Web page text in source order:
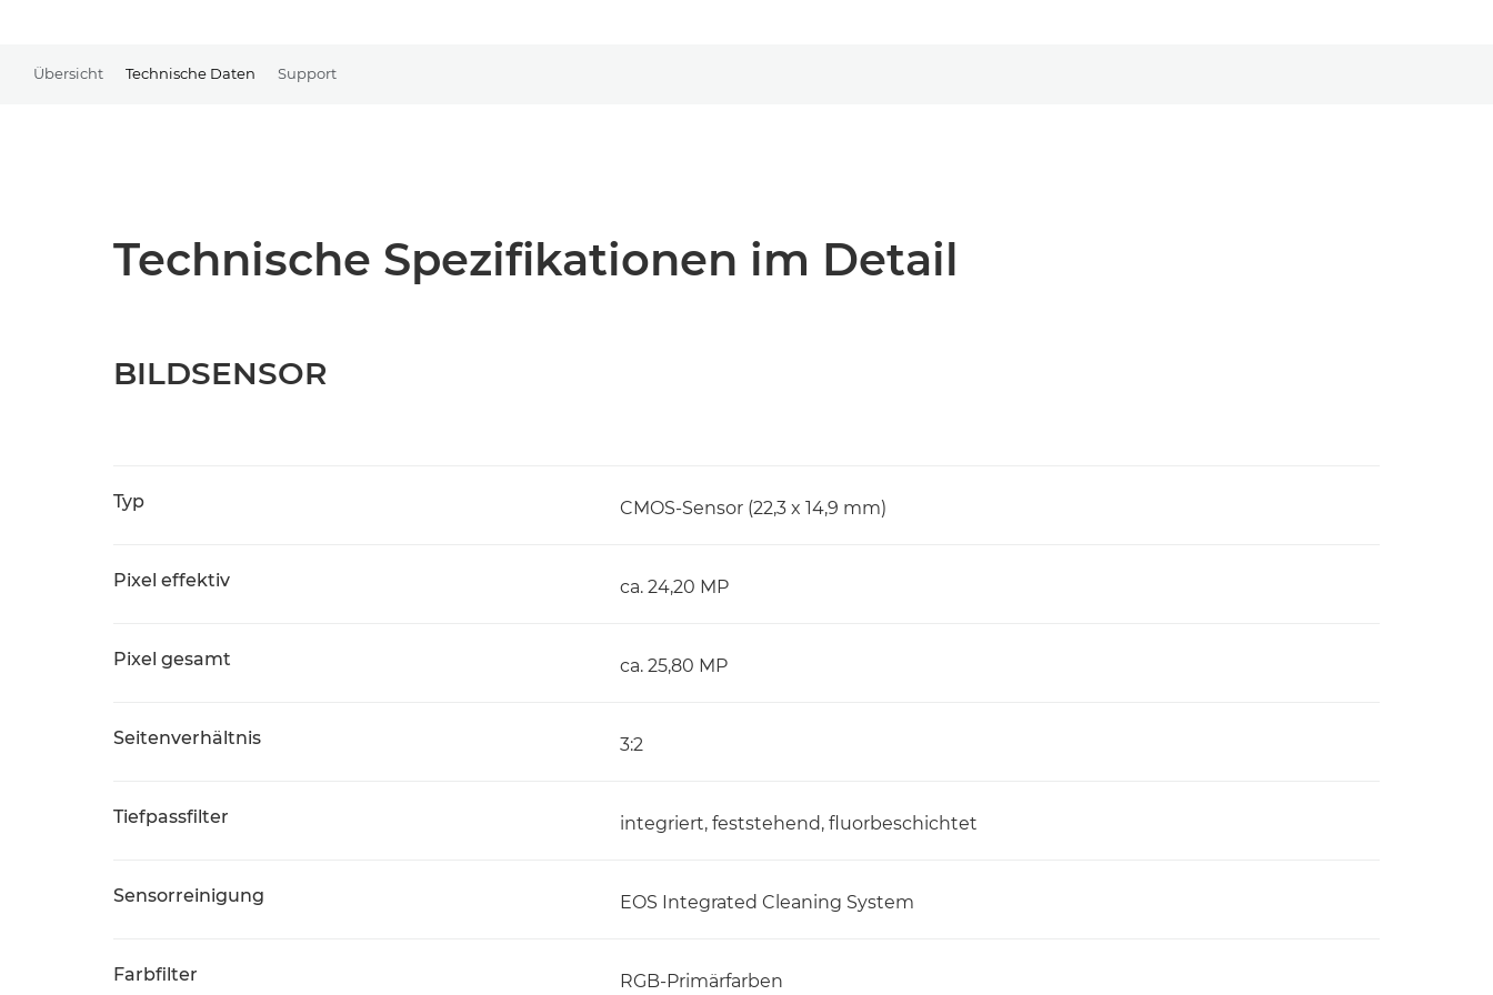
Übersicht Technische Daten Support
Technische Spezifikationen im Detail
BILDSENSOR
Typ CMOS-Sensor (22,3 x 14,9 mm)
Pixel effektiv ca. 24,20 MP
Pixel gesamt ca. 25,80 MP
Seitenverhältnis 3:2
Tiefpassfilter integriert, feststehend, fluorbeschichtet
Sensorreinigung EOS Integrated Cleaning System
Farbfilter RGB-Primärfarben